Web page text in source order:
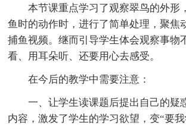
本节课重点学习了观察翠鸟的外形
鱼时的动作时，进行了简单处理，聚焦
捕鱼视频。继而引导学生体会观察事物
看、用耳朵听、还要用心去感受。
在今后的教学中需要注意：
一、让学生读课题后提出自己的疑
内容，激发了学生的学习欲望，变“要